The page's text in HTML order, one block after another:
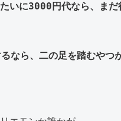
いに3000円代なら、まだ
なら、二の足を踏むやつ